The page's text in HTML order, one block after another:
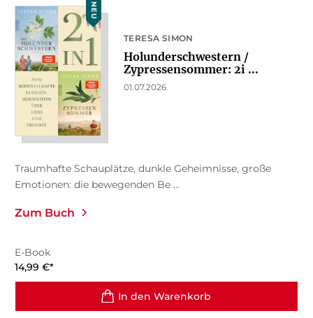
NEU
TERESA SIMON
Holunderschwestern /
Zypressensommer: 2i ...
01.07.2026
Traumhafte Schauplätze, dunkle Geheimnisse, große
Emotionen: die bewegenden Be ...
Zum Buch
E-Book
14,99 €*
In den Warenkorb